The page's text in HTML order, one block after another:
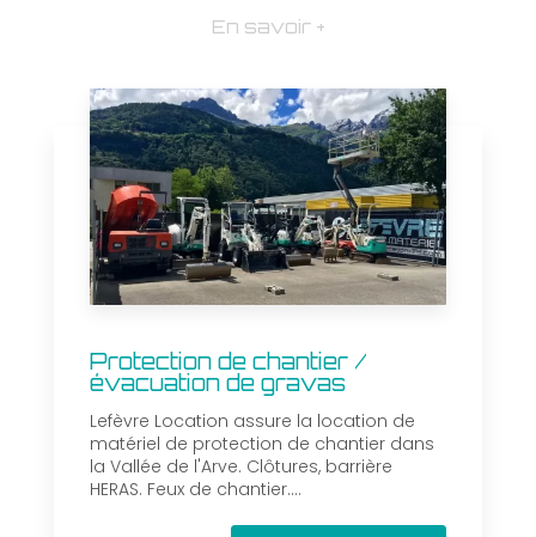
En savoir +
Protection de chantier /
évacuation de gravas
Lefèvre Location assure la location de
matériel de protection de chantier dans
la Vallée de l'Arve. Clôtures, barrière
HERAS. Feux de chantier....